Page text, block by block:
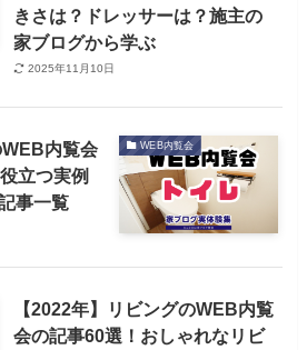
きさは？ドレッサーは？施主の
家ブログから学ぶ
2025年11月10日
WEB内覧会
WEB内覧会
立つ実例
事一覧
【2022年】リビングのWEB内覧
会の記事60選！おしゃれなリビ